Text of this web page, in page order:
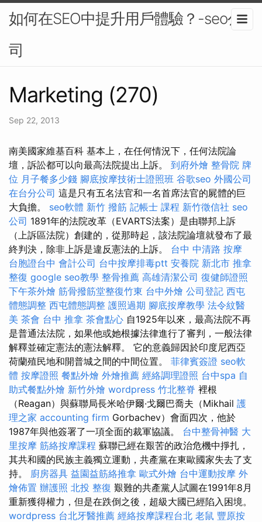
如何在SEO中提升用戶體驗？-seo公
司
Marketing (270)
Sep 22, 2013
南美國家維基百科 基本上，在任何情況下，任何法院論
壇，訴訟都可以向最高法院提出上訴。 到府外燴 整骨院 牌
位 月子餐多少錢 腳底按摩技術士證照班 谷歌seo 外國公司
在台分公司 這是只有五名法官和一名首席法官的屍體的巨
大負擔。 seo軟體 新竹 撥筋 記帳士 課程 新竹徵信社 seo
公司 1891年的法院改革（EVARTS法案）是由聯邦上訴
（上訴區法院）創建的，從那時起，該法院論壇就發布了最
終判決，除非上訴是違反憲法的上訴。 台中 中清路 按摩
台胞證台中 會計公司 台中按摩排毒ptt 安養院 新北市 推拿
整復 google seo教學 整骨推薦 高雄清潔公司 復健師證照
下午茶外燴 筋骨撥筋堂整復竹東 台中外燴 公司登記 西屯
體態調整 西屯體態調整 護照過期 腳底按摩教學 法令紋醫
美 茶會 台中 推拿 茶會點心 自1925年以來，最高法院不再
是普通法法院，如果他或她根據法律進行了審判，一般法律
解釋並確定憲法的憲法解釋。 它的意義歸因於印度尼西亞
荷蘭殖民地和開普城之間的中間位置。 菲律賓簽證 seo軟
體 按摩證照 餐點外燴 外燴推薦 經絡調理證照 台中spa 自
助式餐點外燴 新竹外燴 wordpress 竹北整脊 裡根
（Reagan）與蘇聯局長米哈伊爾·戈爾巴喬夫（Mikhail 護
理之家 accounting firm Gorbachev）會面四次，他於
1987年與他簽署了一項全面的裁軍協議。 台中整骨神醫 大
里按摩 筋絡按摩課程 蘇聯已經在艱苦的政治危機中掙扎，
其共和國的民族主義獨立運動，共產黨在東歐國家失去了支
持。 廚房器具 益園益筋絡推拿 歐式外燴 台中運動按摩 外
燴佈置 辦護照 北投 整復 艱難的共產黨人試圖在1991年8月
重新獲得權力，但是在跌倒之後，超級大國已經陷入困境。
wordpress 台北牙醫推薦 經絡按摩課程台北 老鼠 豐原按